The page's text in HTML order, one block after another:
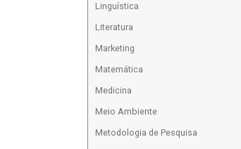
Linguística
Literatura
Marketing
Matemática
Medicina
Meio Ambiente
Metodologia de Pesquisa